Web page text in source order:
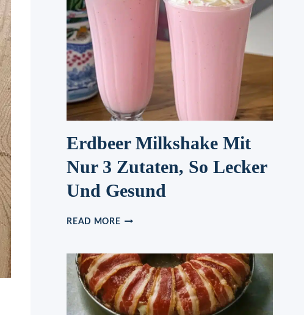
Erdbeer Milkshake Mit
Nur 3 Zutaten, So Lecker
Und Gesund
READ MOREERDBEER
NUR
3
ZUTATEN,
SO
LECKER